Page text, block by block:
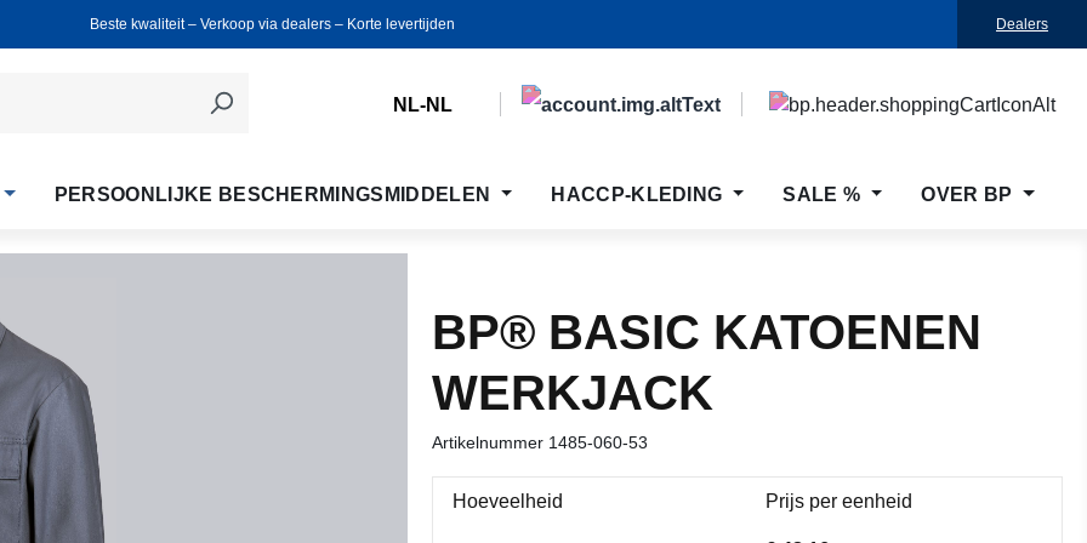
Beste kwaliteit ‒ Verkoop via dealers ‒ Korte levertijden Dealers
NL-NL
PERSOONLIJKE BESCHERMINGSMIDDELEN HACCP-KLEDING SALE % OVER BP
BP® BASIC KATOENEN
WERKJACK
Artikelnummer 1485-060-53
Hoeveelheid Prijs per eenheid